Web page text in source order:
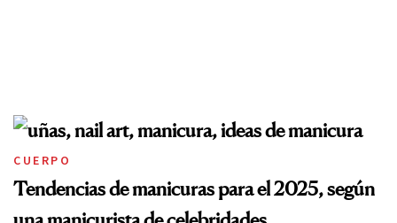
CUERPO
Tendencias de manicuras para el 2025, según